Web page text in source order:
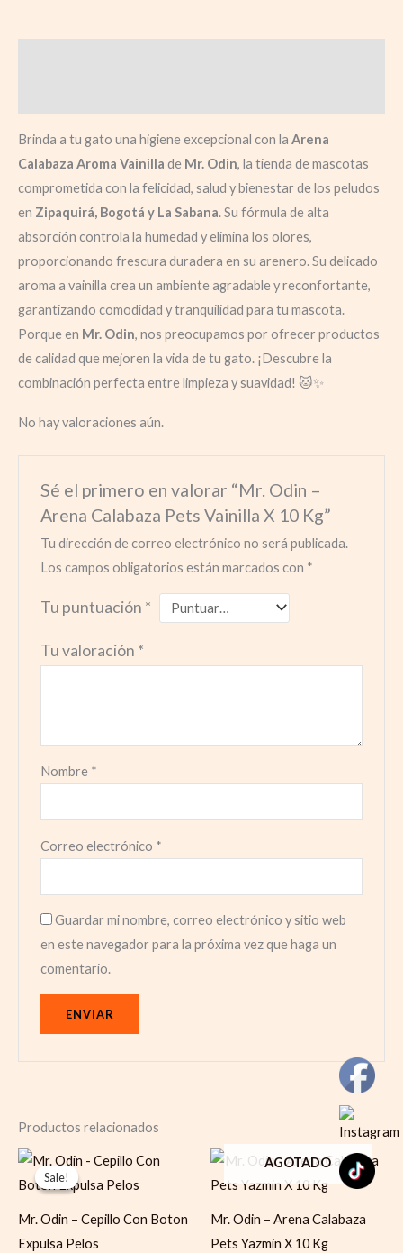
Brinda a tu gato una higiene excepcional con la Arena
Calabaza Aroma Vainilla de Mr. Odin, la tienda de mascotas
comprometida con la felicidad, salud y bienestar de los peludos
en Zipaquirá, Bogotá y La Sabana. Su fórmula de alta
absorción controla la humedad y elimina los olores,
proporcionando frescura duradera en su arenero. Su delicado
aroma a vainilla crea un ambiente agradable y reconfortante,
garantizando comodidad y tranquilidad para tu mascota.
Porque en Mr. Odin, nos preocupamos por ofrecer productos
de calidad que mejoren la vida de tu gato. ¡Descubre la
combinación perfecta entre limpieza y suavidad! 🐱✨
No hay valoraciones aún.
Sé el primero en valorar “Mr. Odin –
Arena Calabaza Pets Vainilla X 10 Kg”
Tu dirección de correo electrónico no será publicada.
Los campos obligatorios están marcados con *
Tu puntuación *
Tu valoración *
Nombre *
Correo electrónico *
Guardar mi nombre, correo electrónico y sitio web
en este navegador para la próxima vez que haga un
comentario.
Productos relacionados
Sale!
Sale!
Mr. Odin – Cepillo Con Boton
Expulsa Pelos
Original
price
was:
Current
price
is:
AGOTADO
Mr. Odin – Arena Calabaza
Pets Yazmin X 10 Kg